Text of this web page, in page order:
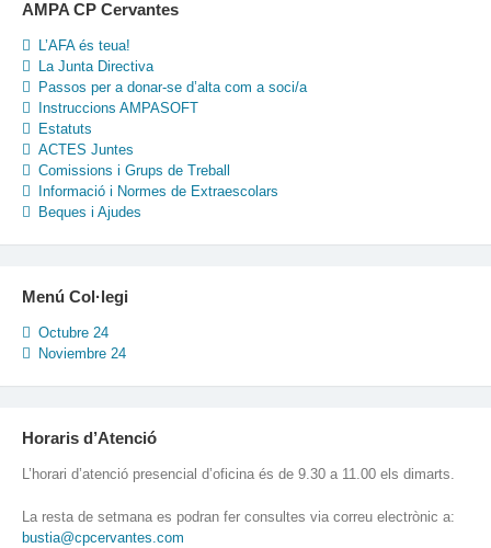
AMPA CP Cervantes
L’AFA és teua!
La Junta Directiva
Passos per a donar-se d’alta com a soci/a
Instruccions AMPASOFT
Estatuts
ACTES Juntes
Comissions i Grups de Treball
Informació i Normes de Extraescolars
Beques i Ajudes
Menú Col·legi
Octubre 24
Noviembre 24
Horaris d’Atenció
L’horari d’atenció presencial d’oficina és de 9.30 a 11.00 els dimarts.
La resta de setmana es podran fer consultes via correu electrònic a:
bustia@cpcervantes.com